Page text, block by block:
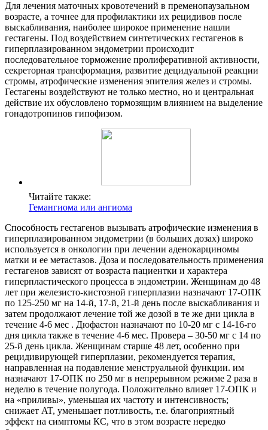
Для лечения маточных кровотечений в пременопаузальном
возрасте, а точнее для профилактики их рецидивов после
выскабливания, наиболее широкое применение нашли
гестагены. Под воздействием синтетических гестагенов в
гиперплазированном эндометрии происходит
последовательное торможение пролиферативной активности,
секреторная трансформация, развитие децидуальной реакции
стромы, атрофические изменения эпителия желез и стромы.
Гестагены воздействуют не только местно, но и центральная
действие их обусловлено тормозящим влиянием на выделение
гонадотропинов гипофизом.
Читайте также:
Гемангиома или ангиома
Способность гестагенов вызывать атрофические изменения в
гиперплазированном эндометрии (в больших дозах) широко
используется в онкологии при лечении аденокарциномы
матки и ее метастазов. Доза и последовательность применения
гестагенов зависят от возраста пациентки и характера
гиперпластического процесса в эндометрии. Женщинам до 48
лет при железисто-кистозной гиперплазии назначают 17-ОПК
по 125-250 мг на 14-й, 17-й, 21-й день после выскабливания и
затем продолжают лечение той же дозой в те же дни цикла в
течение 4-6 мес . Дюфастон назначают по 10-20 мг с 14-16-го
дня цикла также в течение 4-6 мес. Провера – 30-50 мг с 14 по
25-й день цикла. Женщинам старше 48 лет, особенно при
рецидивирующей гиперплазии, рекомендуется терапия,
направленная на подавление менструальной функции. им
назначают 17-ОПК по 250 мг в непрерывном режиме 2 раза в
неделю в течение полугода. Положительно влияет 17-ОПК и
на «приливы», уменьшая их частоту и интенсивность;
снижает AT, уменьшает потливость, т.е. благоприятный
эффект на симптомы КС, что в этом возрасте нередко